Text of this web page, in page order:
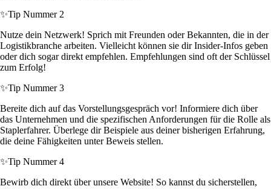
✨Tip Nummer 2
Nutze dein Netzwerk! Sprich mit Freunden oder Bekannten, die in der
Logistikbranche arbeiten. Vielleicht können sie dir Insider-Infos geben
oder dich sogar direkt empfehlen. Empfehlungen sind oft der Schlüssel
zum Erfolg!
✨Tip Nummer 3
Bereite dich auf das Vorstellungsgespräch vor! Informiere dich über
das Unternehmen und die spezifischen Anforderungen für die Rolle als
Staplerfahrer. Überlege dir Beispiele aus deiner bisherigen Erfahrung,
die deine Fähigkeiten unter Beweis stellen.
✨Tip Nummer 4
Bewirb dich direkt über unsere Website! So kannst du sicherstellen,